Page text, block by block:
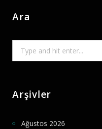
Ara
for:
Arşivler
Ağustos 2026